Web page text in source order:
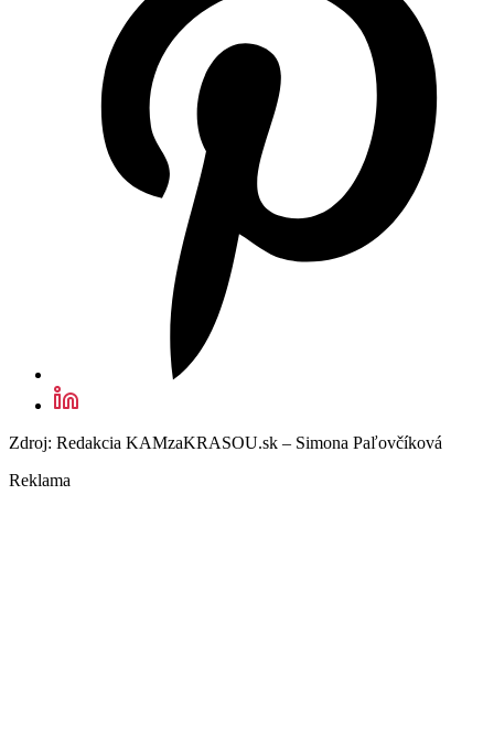
Zdroj: Redakcia KAMzaKRASOU.sk – Simona Paľovčíková
Reklama